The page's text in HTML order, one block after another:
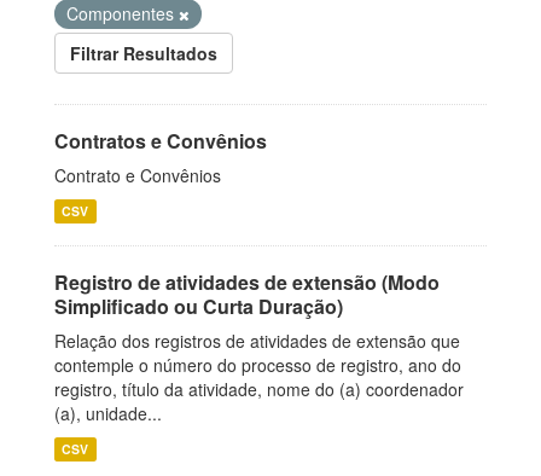
Componentes
Filtrar Resultados
Contratos e Convênios
Contrato e Convênios
CSV
Registro de atividades de extensão (Modo
Simplificado ou Curta Duração)
Relação dos registros de atividades de extensão que
contemple o número do processo de registro, ano do
registro, título da atividade, nome do (a) coordenador
(a), unidade...
CSV